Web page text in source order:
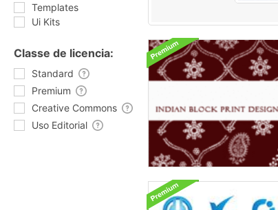
Templates
Ui Kits
Classe de licencia:
Standard
Premium
Creative Commons
Uso Editorial